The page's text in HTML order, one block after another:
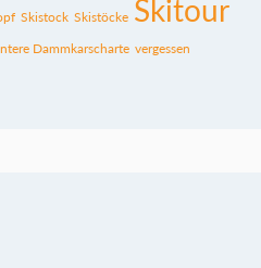
Skistock Skistöcke Skitour
Dammkarscharte vergessen